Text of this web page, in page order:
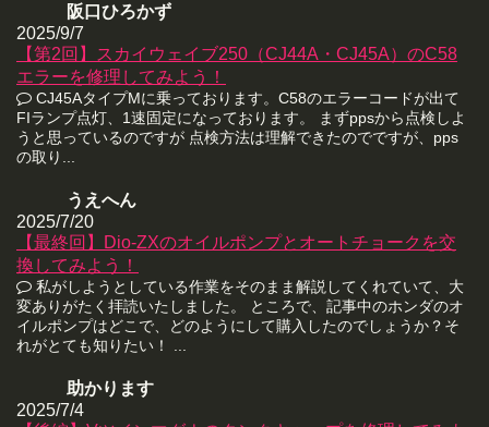
阪口ひろかず
2025/9/7
【第2回】スカイウェイブ250（CJ44A・CJ45A）のC58
エラーを修理してみよう！
CJ45AタイプMに乗っております。C58のエラーコードが出て
FIランプ点灯、1速固定になっております。 まずppsから点検しよ
うと思っているのですが 点検方法は理解できたのでですが、pps
の取り...
うえへん
2025/7/20
【最終回】Dio-ZXのオイルポンプとオートチョークを交
換してみよう！
私がしようとしている作業をそのまま解説してくれていて、大
変ありがたく拝読いたしました。 ところで、記事中のホンダのオ
イルポンプはどこで、どのようにして購入したのでしょうか？そ
れがとても知りたい！ ...
助かります
2025/7/4